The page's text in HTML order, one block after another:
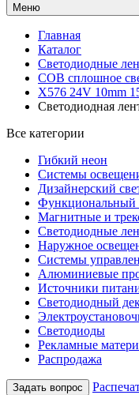
Меню
Главная
Каталог
Светодиодные
COB сплошное
X576 24V 10mm
Светодиодная
Все категории
Гибкий неон
Системы
Дизайнерский
Функциональный
Магнитные и
Светодиодные
Наружное
Системы
Алюминиевые
Источники
Светодиодный
Светодиоды
Рекламные
Распродажа
Задать вопрос